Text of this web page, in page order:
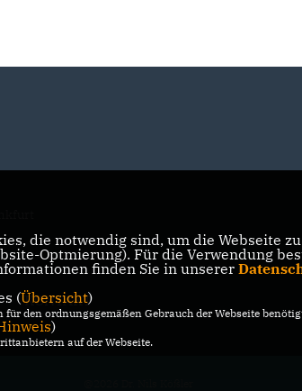
KONTAKT
die notwendig sind, um die
Optmierung). Für die Verwendung
finden Sie in unserer
(Übersicht)
den ordnungsgemäßen Gebrauch der Webseite
)
auf der Webseite.